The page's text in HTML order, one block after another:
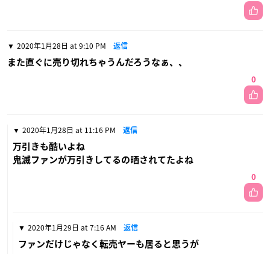
2020年1月28日 at 9:10 PM 返信
また直ぐに売り切れちゃうんだろうなぁ、、
0
2020年1月28日 at 11:16 PM 返信
万引きも酷いよね
鬼滅ファンが万引きしてるの晒されてたよね
0
2020年1月29日 at 7:16 AM 返信
ファンだけじゃなく転売ヤーも居ると思うが